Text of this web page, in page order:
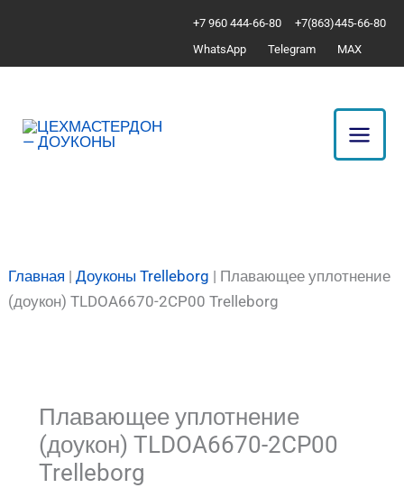
содержимому
+7 960 444-66-80
+7(863)445-66-80
WhatsApp
Telegram MAX
Главная |Доуконы Trelleborg | Плавающее уплотнение
(доукон) TLDOA6670-2CP00 Trelleborg
Плавающее уплотнение
(доукон) TLDOA6670-2CP00
Trelleborg
Плавающее
TLDOA6670-